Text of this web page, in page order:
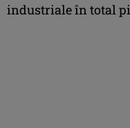
industriale în total